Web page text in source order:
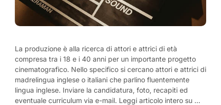
La produzione è alla ricerca di attori e attrici di età
compresa tra i 18 e i 40 anni per un importante progetto
cinematografico. Nello specifico si cercano attori e attrici di
madrelingua inglese o italiani che parlino fluentemente
lingua inglese. Inviare la candidatura, foto, recapiti ed
eventuale curriculum via e-mail. Leggi articolo intero su …